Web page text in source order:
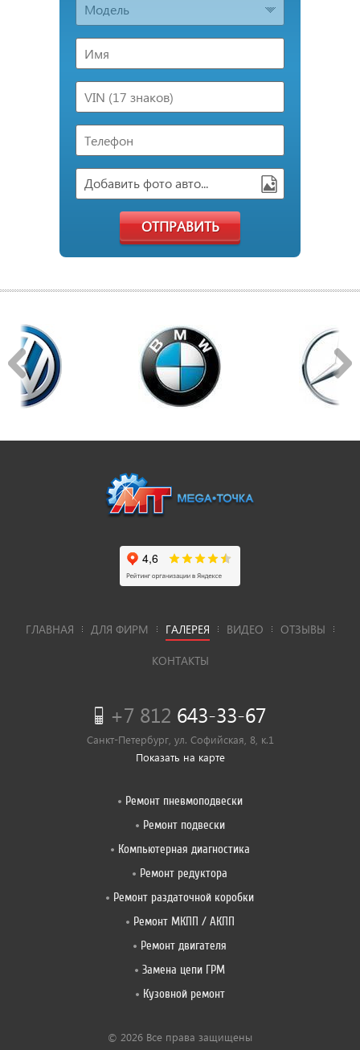
Модель
Добавить фото авто...
ОТПРАВИТЬ
ГЛАВНАЯ ДЛЯ ФИРМ ГАЛЕРЕЯ ВИДЕО ОТЗЫВЫ
КОНТАКТЫ
+7 812 643-33-67
Санкт-Петербург, ул. Софийская, 8, к.1
Показать на карте
Ремонт пневмоподвески
Ремонт подвески
Компьютерная диагностика
Ремонт редуктора
Ремонт раздаточной коробки
Ремонт МКПП / АКПП
Ремонт двигателя
Замена цепи ГРМ
Кузовной ремонт
© 2026 Все права защищены